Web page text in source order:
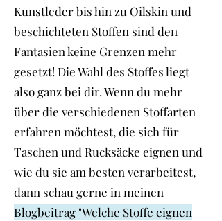
Kunstleder bis hin zu Oilskin und
beschichteten Stoffen sind den
Fantasien keine Grenzen mehr
gesetzt! Die Wahl des Stoffes liegt
also ganz bei dir. Wenn du mehr
über die verschiedenen Stoffarten
erfahren möchtest, die sich für
Taschen und Rucksäcke eignen und
wie du sie am besten verarbeitest,
dann schau gerne in meinen
Blogbeitrag "Welche Stoffe eignen